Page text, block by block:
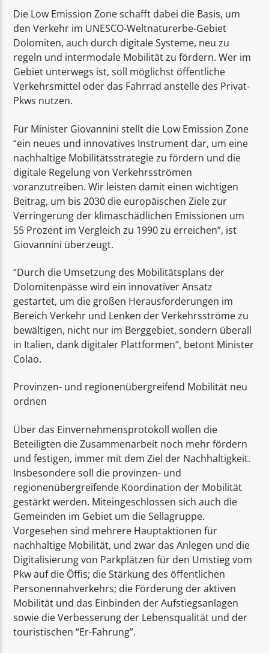
Die Low Emission Zone schafft dabei die Basis, um
den Verkehr im UNESCO-Weltnaturerbe-Gebiet
Dolomiten, auch durch digitale Systeme, neu zu
regeln und intermodale Mobilität zu fördern. Wer im
Gebiet unterwegs ist, soll möglichst öffentliche
Verkehrsmittel oder das Fahrrad anstelle des Privat-
Pkws nutzen.
Für Minister Giovannini stellt die Low Emission Zone
“ein neues und innovatives Instrument dar, um eine
nachhaltige Mobilitätsstrategie zu fördern und die
digitale Regelung von Verkehrsströmen
voranzutreiben. Wir leisten damit einen wichtigen
Beitrag, um bis 2030 die europäischen Ziele zur
Verringerung der klimaschädlichen Emissionen um
55 Prozent im Vergleich zu 1990 zu erreichen”, ist
Giovannini überzeugt.
“Durch die Umsetzung des Mobilitätsplans der
Dolomitenpässe wird ein innovativer Ansatz
gestartet, um die großen Herausforderungen im
Bereich Verkehr und Lenken der Verkehrsströme zu
bewältigen, nicht nur im Berggebiet, sondern überall
in Italien, dank digitaler Plattformen”, betont Minister
Colao.
Provinzen- und regionenübergreifend Mobilität neu
ordnen
Über das Einvernehmensprotokoll wollen die
Beteiligten die Zusammenarbeit noch mehr fördern
und festigen, immer mit dem Ziel der Nachhaltigkeit.
Insbesondere soll die provinzen- und
regionenübergreifende Koordination der Mobilität
gestärkt werden. Miteingeschlossen sich auch die
Gemeinden im Gebiet um die Sellagruppe.
Vorgesehen sind mehrere Hauptaktionen für
nachhaltige Mobilität, und zwar das Anlegen und die
Digitalisierung von Parkplätzen für den Umstieg vom
Pkw auf die Öffis; die Stärkung des öffentlichen
Personennahverkehrs; die Förderung der aktiven
Mobilität und das Einbinden der Aufstiegsanlagen
sowie die Verbesserung der Lebensqualität und der
touristischen “Er-Fahrung”.